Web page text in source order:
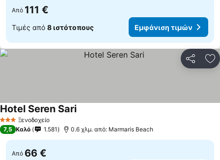
Από 111 €
Τιμές από 8 ιστότοπους Εμφάνιση τιμών
3 ΑστέριαΞενοδοχείο
Hotel Seren Sari
7,5 Καλό 1.581 0.6 χλμ. από: Marmaris Beach
Από 66 €